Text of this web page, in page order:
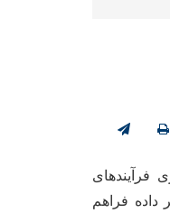
فرآیندهای
داده فراهم